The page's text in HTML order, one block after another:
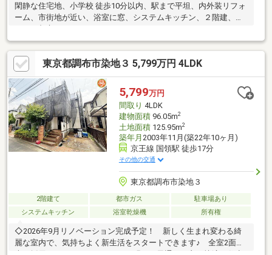
閑静な住宅地、小学校 徒歩10分以内、駅まで平坦、内外装リフォ
ーム、市街地が近い、浴室に窓、システムキッチン、２階建、ロ
東京都調布市染地３ 5,799万円 4LDK
5,799万円
間取り 4LDK
建物面積96.05m2
土地面積125.95m2
築年月 2003年11月(築22年10ヶ月)
京王線 国領駅 徒歩17分
その他の交通
東京都調布市染地３
2階建て 都市ガス
駐車場あり
システムキッチン
浴室乾燥機 所有権
◇2026年9月リノベーション完成予定！ 新しく生まれ変わる綺
麗な室内で、気持ちよく新生活をスタートできます♪ 全室2面採